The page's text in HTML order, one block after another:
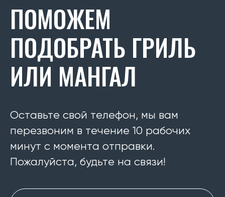
ПОМОЖЕМ
ПОДОБРАТЬ ГРИЛЬ
ИЛИ МАНГАЛ
Оставьте свой телефон, мы вам
перезвоним в течение 10 рабочих
минут с момента отправки.
Пожалуйста, будьте на связи!